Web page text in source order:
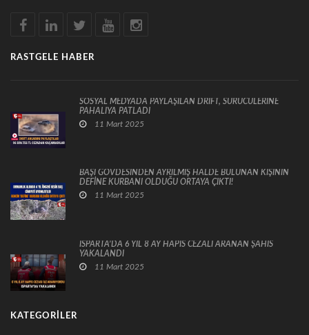
RASTGELE HABER
SOSYAL MEDYADA PAYLAŞILAN DRİFT, SÜRÜCÜLERİNE
PAHALIYA PATLADI
11 Mart 2025
BAŞI GÖVDESİNDEN AYRILMIŞ HALDE BULUNAN KİŞİNİN
DEFİNE KURBANI OLDUĞU ORTAYA ÇIKTI!
11 Mart 2025
ISPARTA’DA 6 YIL 8 AY HAPİS CEZALI ARANAN ŞAHIS
YAKALANDI
11 Mart 2025
KATEGORILER